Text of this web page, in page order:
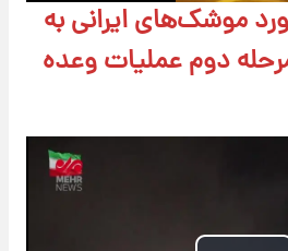
موشک‌های ایرانی به
دوم عملیات وعده